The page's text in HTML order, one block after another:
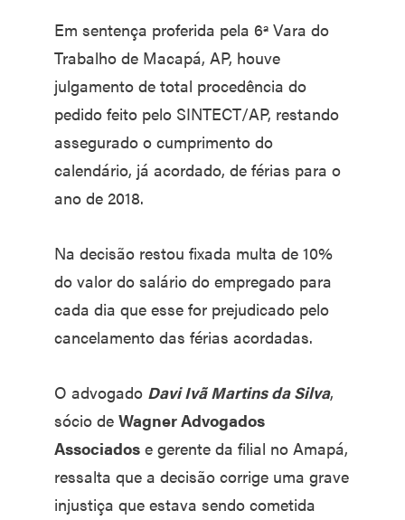
Em sentença proferida pela 6ª Vara do
Trabalho de Macapá, AP, houve
julgamento de total procedência do
pedido feito pelo SINTECT/AP, restando
assegurado o cumprimento do
calendário, já acordado, de férias para o
ano de 2018.
Na decisão restou fixada multa de 10%
do valor do salário do empregado para
cada dia que esse for prejudicado pelo
cancelamento das férias acordadas.
O advogado Davi Ivã Martins da Silva,
sócio de Wagner Advogados
Associados e gerente da filial no Amapá,
ressalta que a decisão corrige uma grave
injustiça que estava sendo cometida